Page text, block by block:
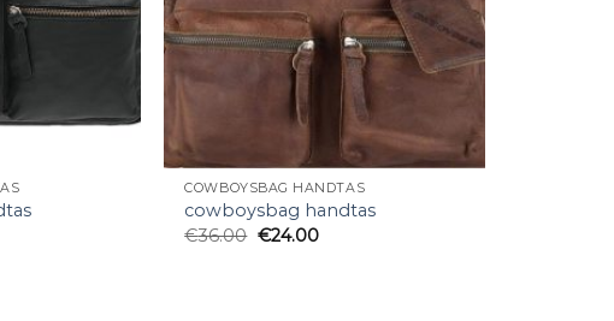
COWBOYSBAG HANDTAS
cowboysbag handtas
€36.00 €24.00